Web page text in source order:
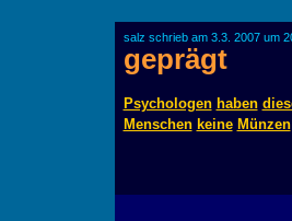
salz schrieb am 3.3. 2007 um
geprägt
Psychologen haben
Menschen keine Münzen